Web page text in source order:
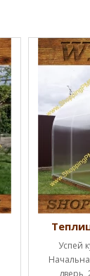
Успей
дверь,